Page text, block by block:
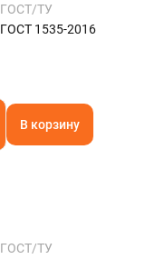
ГОСТ/ТУ
ГОСТ 1535-2016
В корзину
ГОСТ/ТУ